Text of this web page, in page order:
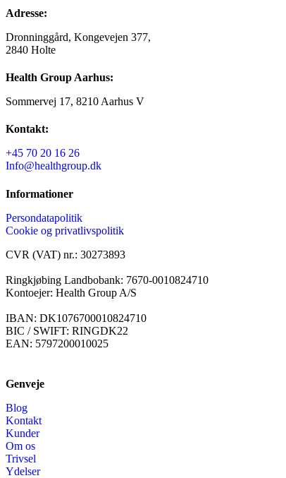
Adresse:
Dronninggård, Kongevejen 377,
2840 Holte
Health Group Aarhus:
Sommervej 17, 8210 Aarhus V
Kontakt:
+45 70 20 16 26
Info@healthgroup.dk
Informationer
Persondatapolitik
Cookie og privatlivspolitik
CVR (VAT) nr.: 30273893
Ringkjøbing Landbobank: 7670-0010824710
Kontoejer: Health Group A/S
IBAN: DK1076700010824710
BIC / SWIFT: RINGDK22
EAN: 5797200010025
Genveje
Blog
Kontakt
Kunder
Om os
Trivsel
Ydelser